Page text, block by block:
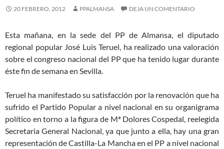
20 FEBRERO, 2012 PPALMANSA DEJA UN COMENTARIO
Esta mañana, en la sede del PP de Almansa, el diputado
regional popular José Luis Teruel, ha realizado una valoración
sobre el congreso nacional del PP que ha tenido lugar durante
éste fin de semana en Sevilla.
Teruel ha manifestado su satisfacción por la renovación que ha
sufrido el Partido Popular a nivel nacional en su organigrama
político en torno a la figura de Mª Dolores Cospedal, reelegida
Secretaria General Nacional, ya que junto a ella, hay una gran
representación de Castilla-La Mancha en el PP a nivel nacional